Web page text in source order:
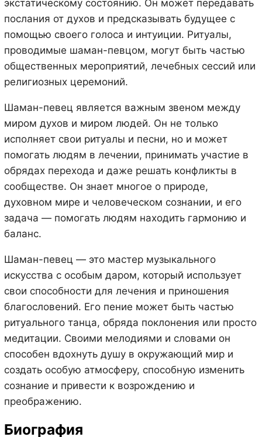
экстатическому состоянию. Он может передавать
послания от духов и предсказывать будущее с
помощью своего голоса и интуиции. Ритуалы,
проводимые шаман-певцом, могут быть частью
общественных мероприятий, лечебных сессий или
религиозных церемоний.
Шаман-певец является важным звеном между
миром духов и миром людей. Он не только
исполняет свои ритуалы и песни, но и может
помогать людям в лечении, принимать участие в
обрядах перехода и даже решать конфликты в
сообществе. Он знает многое о природе,
духовном мире и человеческом сознании, и его
задача — помогать людям находить гармонию и
баланс.
Шаман-певец — это мастер музыкального
искусства с особым даром, который использует
свои способности для лечения и приношения
благословений. Его пение может быть частью
ритуального танца, обряда поклонения или просто
медитации. Своими мелодиями и словами он
способен вдохнуть душу в окружающий мир и
создать особую атмосферу, способную изменить
сознание и привести к возрождению и
преображению.
Биография